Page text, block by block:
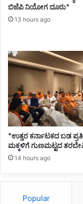
ಬಿಜೆಪಿ ನಿಯೋಗ ದೂರು*
13 hours ago
*ಉತ್ತರ ಕರ್ನಾಟಕದ ಬಡ
ಮಕ್ಕಳಿಗೆ ಗುಣಮಟ್ಟದ
14 hours ago
Popular